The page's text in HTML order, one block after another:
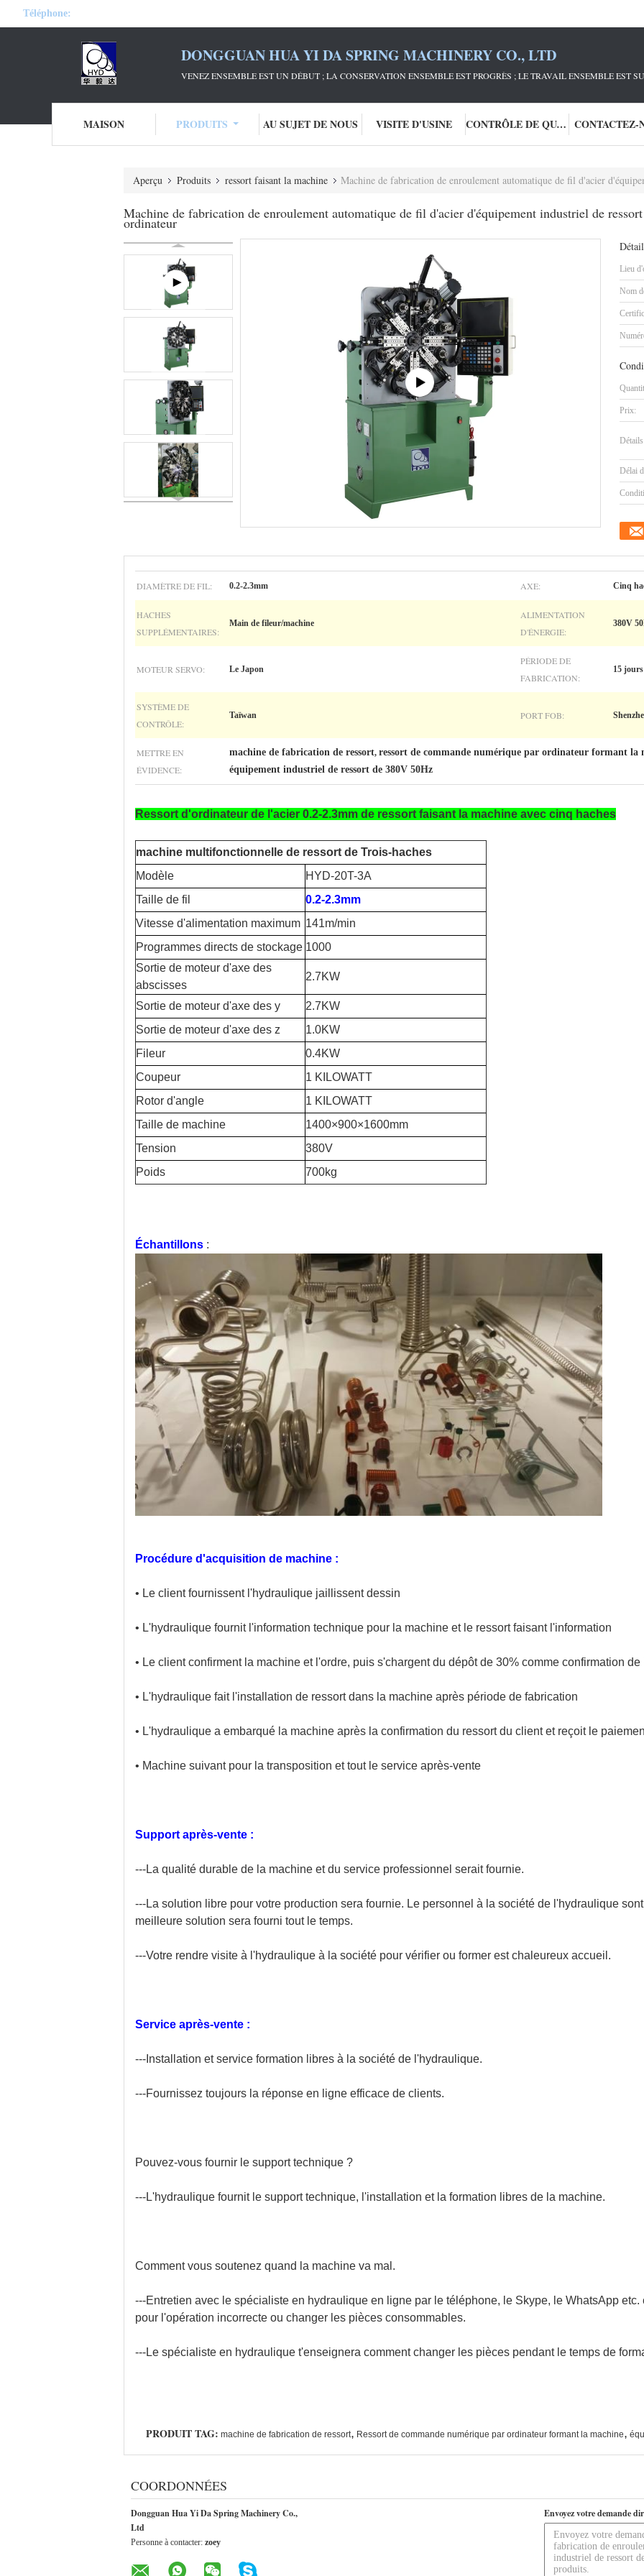
Téléphone:
DONGGUAN HUA YI DA SPRING MACHINERY CO., LTD
VENEZ ENSEMBLE EST UN DÉBUT ; LA CONSERVATION ENSEMBLE EST PROGRÈS ; LE TRAVAIL ENSEMBLE EST
MAISON PRODUITS AU SUJET DE NOUS VISITE D'USINE CONTRÔLE DE QUALITÉ CONTACTEZ-
Aperçu Produits ressort faisant la machine Machine de fabrication de enroulement automatique de fil d'acier d'équipement
Machine de fabrication de enroulement automatique de fil d'acier d'équipement industriel de
ordinateur
Lieu
Nom
Prix:
Délai
DIAMÈTRE DE FIL: 0.2-2.3mm AXE: Cinq
HACHES
SUPPLÉMENTAIRES:
Main de fileur/machine
ALIMENTATION
D'ÉNERGIE:
380V
MOTEUR SERVO: Le Japon
PÉRIODE DE
FABRICATION:
15 jours
SYSTÈME DE
CONTRÔLE:
Taïwan PORT FOB:
METTRE EN
ÉVIDENCE:
machine de fabrication de ressort, ressort de commande numérique par ordinateur formant la
équipement industriel de ressort de 380V 50Hz
Ressort d'ordinateur de l'acier 0.2-2.3mm de ressort faisant la machine avec cinq haches
machine multifonctionnelle de ressort de Trois-haches
Modèle
HYD-20T-3A
Taille de fil
0.2-2.3mm
Vitesse d'alimentation maximum 141m/min
Programmes directs de stockage 1000
Sortie de moteur d'axe des
abscisses
2.7KW
Sortie de moteur d'axe des y
2.7KW
Sortie de moteur d'axe des z
1.0KW
Fileur
0.4KW
Coupeur
1 KILOWATT
Rotor d'angle
1 KILOWATT
Taille de machine
1400×900×1600mm
Tension
380V
Poids
700kg
Échantillons :
Procédure d'acquisition de machine :
• Le client fournissent l'hydraulique jaillissent dessin
• L'hydraulique fournit l'information technique pour la machine et le ressort faisant l'information
• Le client confirment la machine et l'ordre, puis s'chargent du dépôt de 30% comme confirmation de
• L'hydraulique fait l'installation de ressort dans la machine après période de fabrication
• L'hydraulique a embarqué la machine après la confirmation du ressort du client et reçoit le
• Machine suivant pour la transposition et tout le service après-vente
Support après-vente :
---La qualité durable de la machine et du service professionnel serait fournie.
---La solution libre pour votre production sera fournie. Le personnel à la société de l'hydraulique
meilleure solution sera fourni tout le temps.
---Votre rendre visite à l'hydraulique à la société pour vérifier ou former est chaleureux accueil.
Service après-vente :
---Installation et service formation libres à la société de l'hydraulique.
---Fournissez toujours la réponse en ligne efficace de clients.
Pouvez-vous fournir le support technique ?
---L'hydraulique fournit le support technique, l'installation et la formation libres de la machine.
Comment vous soutenez quand la machine va mal.
---Entretien avec le spécialiste en hydraulique en ligne par le téléphone, le Skype, le WhatsApp
pour l'opération incorrecte ou changer les pièces consommables.
---Le spécialiste en hydraulique t'enseignera comment changer les pièces pendant le temps de
PRODUIT TAG: machine de fabrication de ressort, Ressort de commande numérique par ordinateur formant la machine,
COORDONNÉES
Dongguan Hua Yi Da Spring Machinery Co.,
Ltd
Personne à contacter: zoey
Envoyez votre demande